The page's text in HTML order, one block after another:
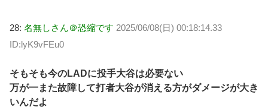
28: 名無しさん＠恐縮です 2025/06/08(日) 00:18:14.33
ID:lyK9vFEu0
そもそも今のLADに投手大谷は必要ない
万が一また故障して打者大谷が消える方がダメージが大き
いんだよ